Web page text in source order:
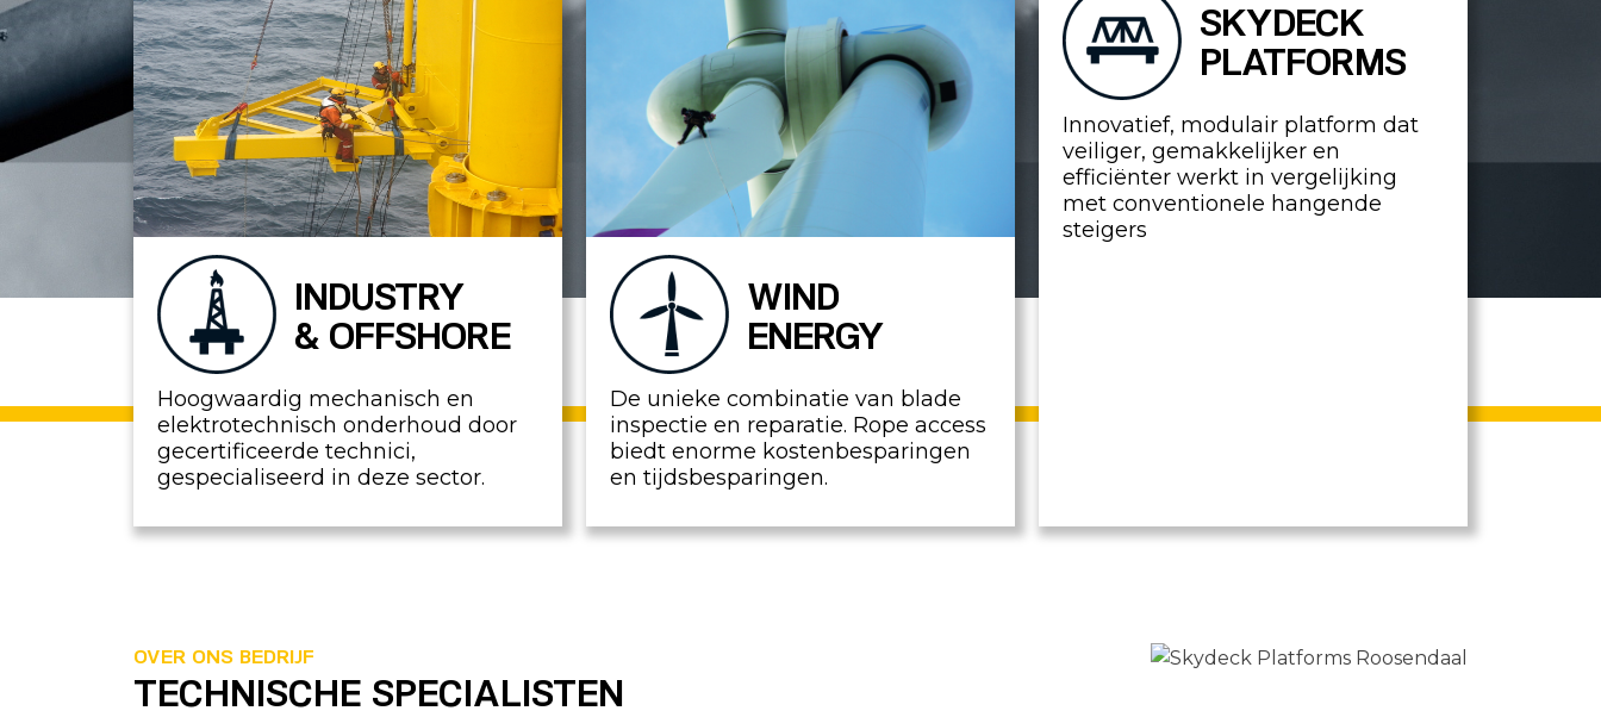
INDUSTRY
& OFFSHORE
Hoogwaardig mechanisch en
elektrotechnisch onderhoud door
gecertificeerde technici,
gespecialiseerd in deze sector.
WIND
ENERGY
De unieke combinatie van blade
inspectie en reparatie. Rope access
biedt enorme kostenbesparingen
en tijdsbesparingen.
SKYDECK
PLATFORMS
Innovatief, modulair platform dat
veiliger, gemakkelijker en
efficiënter werkt in vergelijking
met conventionele hangende
steigers
OVER ONS BEDRIJF
TECHNISCHE SPECIALISTEN